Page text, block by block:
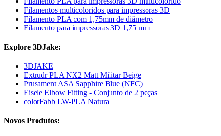
Filamentos multicoloridos para impressoras 3D
Filamento PLA com 1,75mm de diâmetro
Filamento para impressoras 3D 1,75 mm
Explore 3DJake:
3DJAKE
Extrudr PLA NX2 Matt Militar Beige
Prusament ASA Sapphire Blue (NFC)
Eisele Elbow Fitting - Conjunto de 2 peças
colorFabb LW-PLA Natural
Novos Produtos: